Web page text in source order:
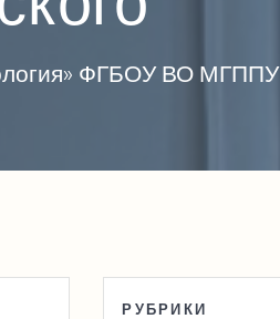
ФГБОУ ВО МГППУ
РУБРИКИ